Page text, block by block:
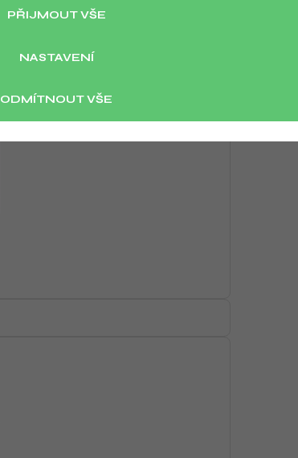
ODMÍTNOUT VŠE
NASTAVENÍ
PŘIJMOUT VŠE